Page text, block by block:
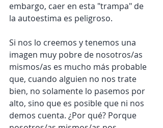
embargo, caer en esta "trampa" de
la autoestima es peligroso.
Si nos lo creemos y tenemos una
imagen muy pobre de nosotros/as
mismos/as es mucho más probable
que, cuando alguien no nos trate
bien, no solamente lo pasemos por
alto, sino que es posible que ni nos
demos cuenta. ¿Por qué? Porque